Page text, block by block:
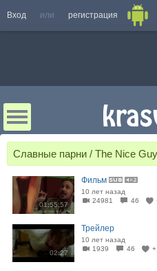
Вход или регистрация
Славные парни / The Nice
01:55:57
Фильм
10 лет назад
24981
46
02:27
Трейлер
10 лет назад
1939
46